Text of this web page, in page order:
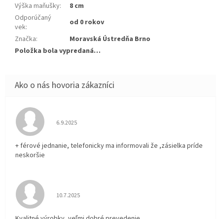
Výška maňušky:
8 cm
Odporúčaný
vek:
od 0 rokov
Značka:
Moravská Ústredňa Brno
Položka bola vypredaná…
Hodnotenie obchodu je 5 z 5 hviezdičiek.
6.9.2025
+ férové jednanie, telefonicky ma informovali že ,zásielka príde
neskoršie
Hodnotenie obchodu je 5 z 5 hviezdičiek.
10.7.2025